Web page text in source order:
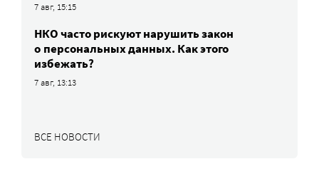
7 авг, 15:15
НКО часто рискуют нарушить закон
о персональных данных. Как этого
избежать?
7 авг, 13:13
ВСЕ НОВОСТИ